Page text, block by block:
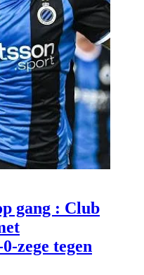
gang : Club
zege tegen